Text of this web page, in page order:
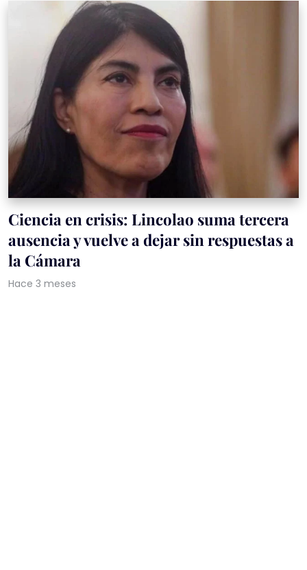
Ciencia en crisis: Lincolao suma tercera
ausencia y vuelve a dejar sin respuestas a
la Cámara
Hace 3 meses